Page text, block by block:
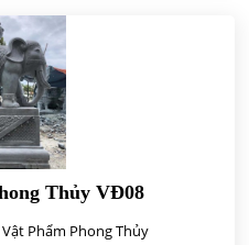
Thủy VĐ08
Phẩm Phong Thủy